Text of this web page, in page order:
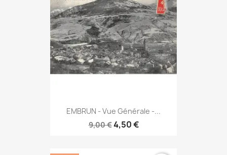
EMBRUN - Vue Générale -...
9,00 €4,50 €